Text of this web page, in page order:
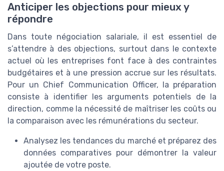
Anticiper les objections pour mieux y
répondre
Dans toute négociation salariale, il est essentiel de
s’attendre à des objections, surtout dans le contexte
actuel où les entreprises font face à des contraintes
budgétaires et à une pression accrue sur les résultats.
Pour un Chief Communication Officer, la préparation
consiste à identifier les arguments potentiels de la
direction, comme la nécessité de maîtriser les coûts ou
la comparaison avec les rémunérations du secteur.
Analysez les tendances du marché et préparez des
données comparatives pour démontrer la valeur
ajoutée de votre poste.